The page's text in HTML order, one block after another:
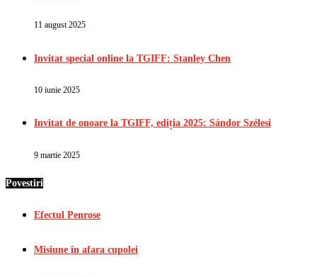
11 august 2025
Invitat special online la TGIFF: Stanley Chen
10 iunie 2025
Invitat de onoare la TGIFF, ediția 2025: Sándor Szélesi
9 martie 2025
Povestiri
Efectul Penrose
Misiune în afara cupolei